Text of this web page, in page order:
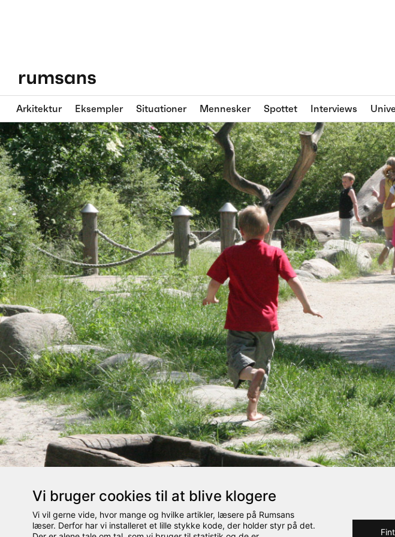
Arkitektur Eksempler Situationer Mennesker Spottet Interviews
Vi bruger cookies til at blive klogere
Vi vil gerne vide, hvor mange og hvilke artikler, læsere på Rumsans
læser. Derfor har vi installeret et lille stykke kode, der holder styr på det.